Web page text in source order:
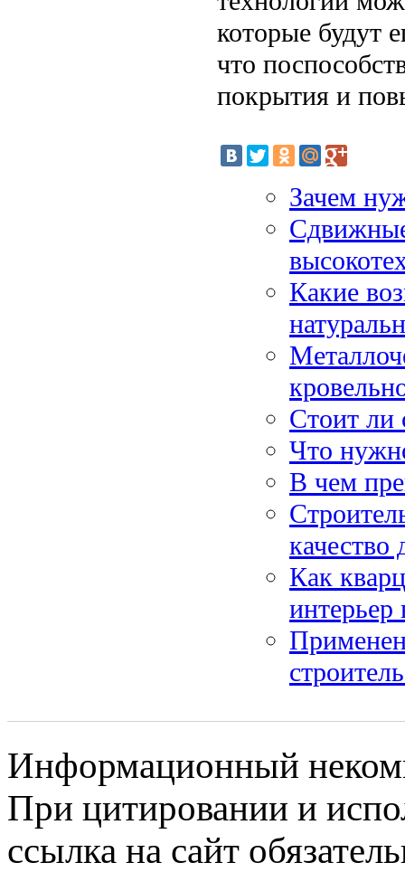
которые будут
что
покрытия и
Зачем
Какие
Стоит ли
Что
В чем
качество
Как
Информационный
При цитировании и
ссылка на сайт